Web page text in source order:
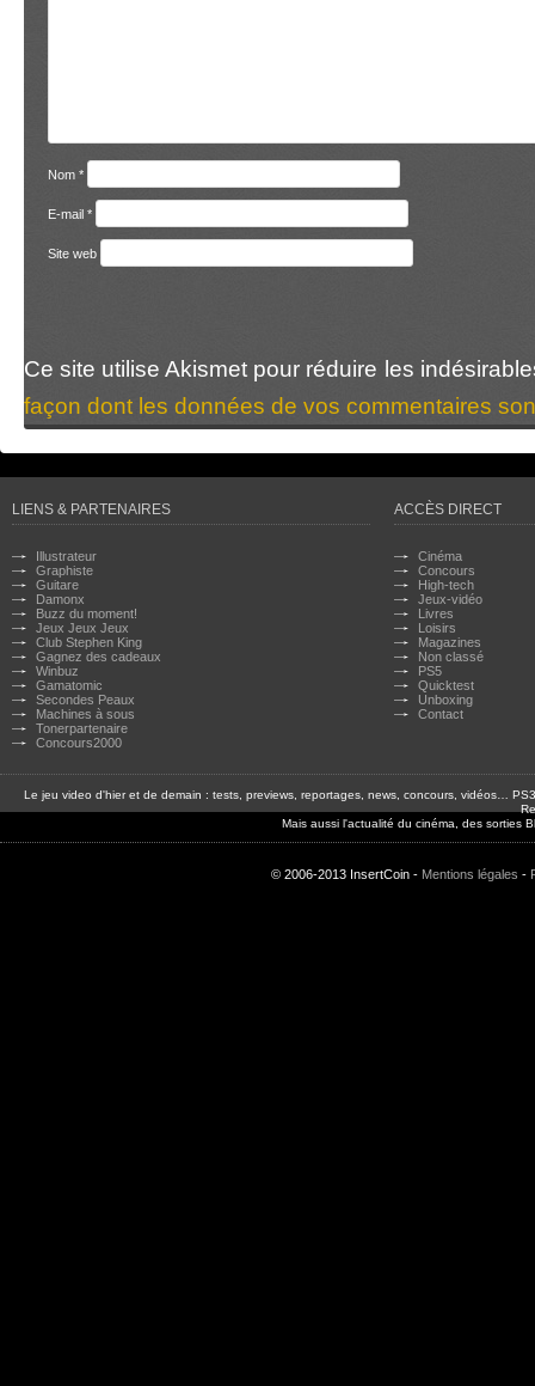
Nom *
E-mail *
Site web
Ce site utilise Akismet pour réduire les
façon dont les données de vos commentaires
LIENS & PARTENAIRES
Illustrateur
Graphiste
Guitare
Damonx
Buzz du moment!
Jeux Jeux Jeux
Club Stephen King
Gagnez des cadeaux
Winbuz
Gamatomic
Secondes Peaux
Machines à sous
Tonerpartenaire
Concours2000
ACCÈS DIRECT
Cinéma
Concours
High-tech
Jeux-vidéo
Livres
Loisirs
Magazines
Non classé
PS5
Quicktest
Unboxing
Contact
Le jeu video d'hier et de demain : tests, previews, reportages, news, concours, vidéos…
Mais aussi l'actualité du cinéma, des sorties
© 2006-2013 InsertCoin - Mentions légales -